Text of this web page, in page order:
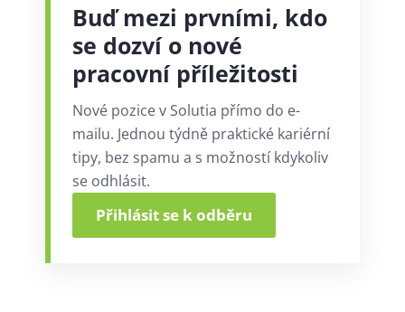
Buď mezi prvními, kdo
se dozví o nové
pracovní příležitosti
Nové pozice v Solutia přímo do e-
mailu. Jednou týdně praktické kariérní
tipy, bez spamu a s možností kdykoliv
se odhlásit.
Přihlásit se k odběru